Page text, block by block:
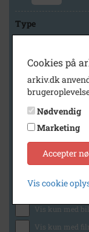
Type
Arkiv
Lokalhistorisk
Generelt
Vis kun med
Vis kun med
Cookies på
arkiv.dk
Nødvendig
Marketing
Accepter
Vis cookie